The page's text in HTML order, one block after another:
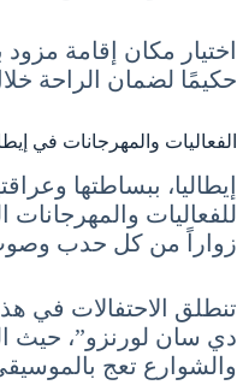
اختيار مكان إقامة مزود
حكيمًا لضمان الراحة
الفعاليات والمهرجانات في
إيطاليا، ببساطتها
للفعاليات والمهرجانات
زواراً من كل حدب
تنطلق الاحتفالات في
دي سان لورنزو”، حيث
والشوارع تعج